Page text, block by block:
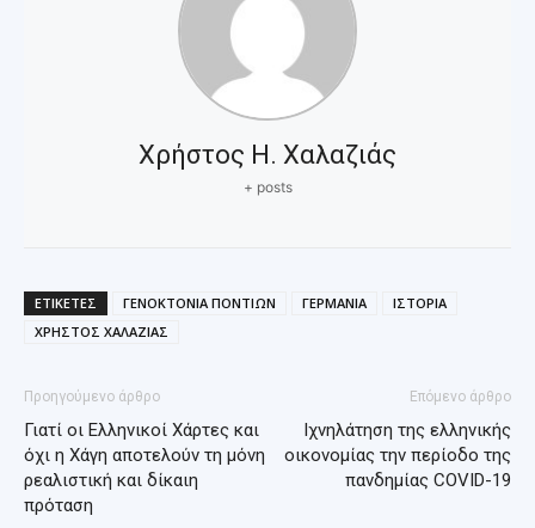
Χρήστος Η. Χαλαζιάς
+ posts
ΕΤΙΚΕΤΕΣ ΓΕΝΟΚΤΟΝΙΑ ΠΟΝΤΙΩΝ ΓΕΡΜΑΝΙΑ
ΙΣΤΟΡΙΑ
ΧΡΗΣΤΟΣ ΧΑΛΑΖΙΑΣ
Προηγούμενο άρθρο
Γιατί οι Ελληνικοί Χάρτες και
όχι η Χάγη αποτελούν τη μόνη
ρεαλιστική και δίκαιη
πρόταση
Επόμενο άρθρο
Ιχνηλάτηση της ελληνικής
οικονομίας την περίοδο της
πανδημίας COVID-19